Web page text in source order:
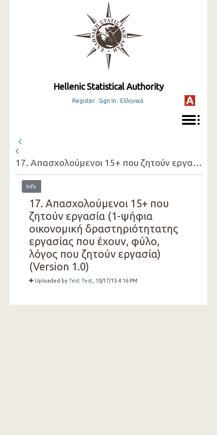
Hellenic Statistical Authority
Register Sign In Ελληνικά
17. Απασχολούμενοι 15+ που ζητούν εργασία (1-ψήφια οικονομική δραστηριότητατης εργασίας που έχουν, φύλο, λόγος που ζητούν εργασία)
Info
17. Απασχολούμενοι 15+ που
ζητούν εργασία (1-ψήφια
οικονομική δραστηριότητατης
εργασίας που έχουν, φύλο,
λόγος που ζητούν εργασία)
(Version 1.0)
Uploaded byTest Test , 10/17/15 4:16 PM